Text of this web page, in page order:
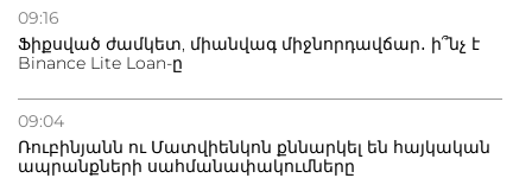
09:16
Ֆիքսված ժամկետ, միանվագ միջնորդավճար․ ի՞նչ է
Binance Lite Loan-ը
09:04
Ռուբինյանն ու Մատվիենկոն քննարկել են հայկական
ապրանքների սահմանափակումները